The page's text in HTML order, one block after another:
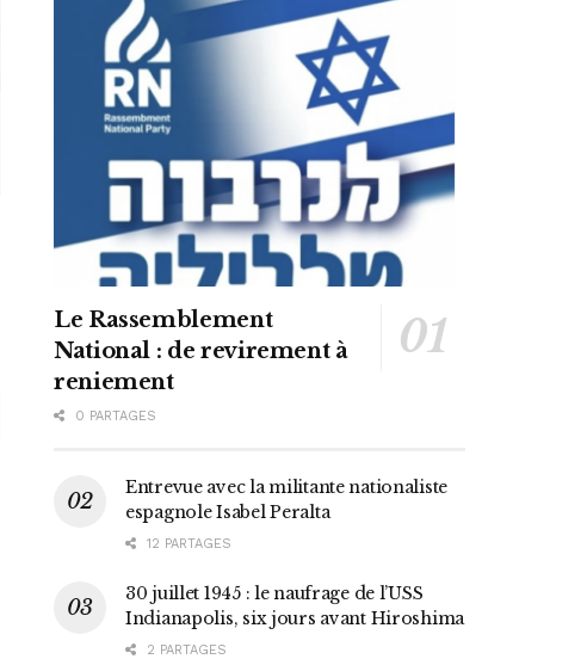
Le Rassemblement
National : de revirement à
reniement
0 PARTAGES
Entrevue avec la militante nationaliste
espagnole Isabel Peralta
12 PARTAGES
30 juillet 1945 : le naufrage de l’USS
Indianapolis, six jours avant Hiroshima
2 PARTAGES